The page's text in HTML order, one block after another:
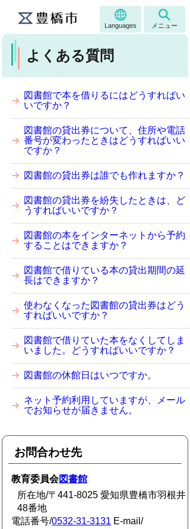
Languages メニュー
よくある質問
図書館で本を借りるにはどうすればい
いですか？
図書館の貸出券について、住所や電話
番号が変わったときはどうすればいい
ですか？
図書館の貸出券は誰でも作れますか？
図書館の貸出券を紛失したときは、ど
うすればいいですか？
図書館の本をインターネットから予約
することはできますか？
図書館で借りている本の貸出期間の延
長はできますか？
使わなくなった図書館の貸出券はどう
すればいいですか？
図書館で借りていた本をなくしてしま
いました。どうすればいいですか？
図書館の休館日はいつですか。
ネット予約利用していますが、メール
でお知らせが届きません。
お問合わせ先
教育委員会図書館
所在地/〒441-8025 愛知県豊橋市羽根井
48番地
電話番号/0532-31-3131 E-mail/